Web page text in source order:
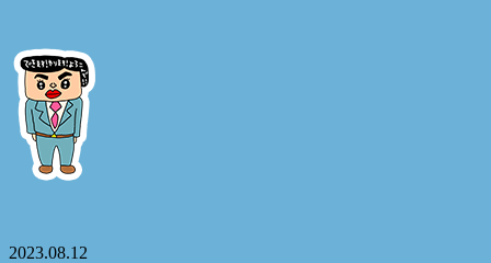
2023.08.12